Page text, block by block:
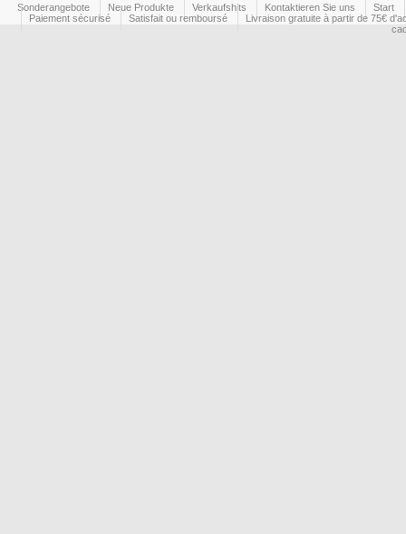
Sonderangebote Neue Produkte Verkaufshits Kontaktieren Sie uns
Start
Paiement sécurisé
Satisfait ou remboursé
Livraison gratuite à partir de 75€